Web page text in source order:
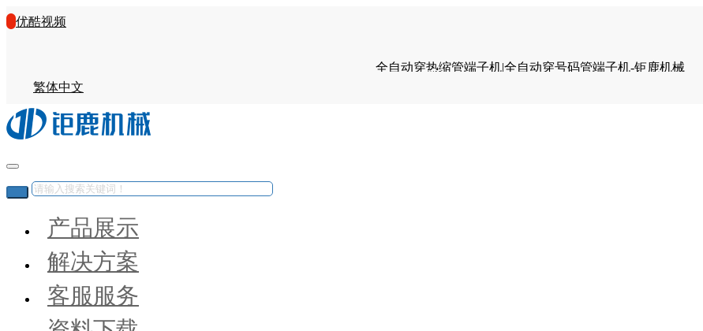
优酷视频
全自动穿热缩管端子机|全自动穿号码管端子机-钜鹿机械
繁体中文
产品展示
解决方案
客服服务